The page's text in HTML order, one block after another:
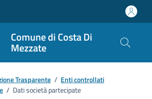
Comune di Costa Di
Mezzate
Trasparente / Enti controllati
/ Dati società partecipate